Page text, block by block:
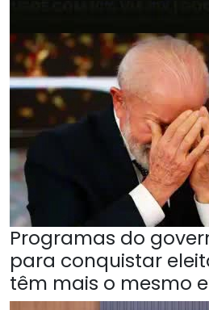
Programas do
para conquistar
têm mais o mesmo